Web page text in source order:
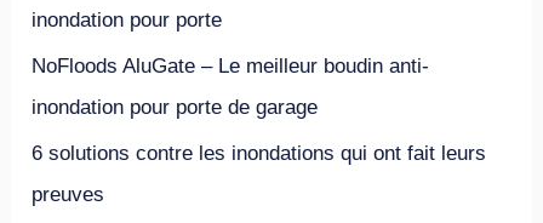
:
inondation pour porte
NoFloods AluGate – Le meilleur boudin anti-
inondation pour porte de garage
6 solutions contre les inondations qui ont fait leurs
preuves